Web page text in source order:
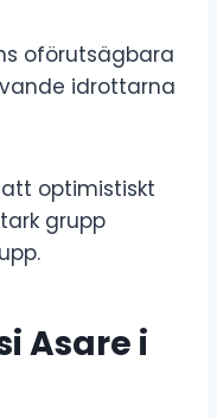
oförutsägbara
idrottarna
optimistiskt
grupp
Asare i